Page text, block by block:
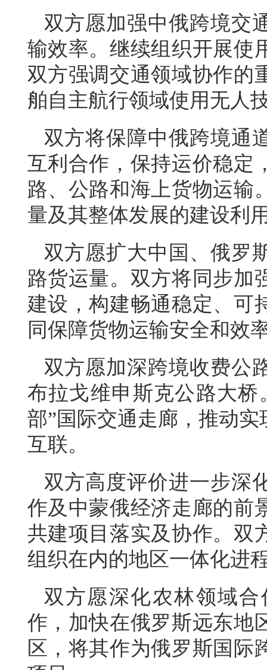
双方愿加强中俄跨境交
输效率。继续组织开展使
双方强调交通领域协作的
舶自主航行领域使用无人
双方将保障中俄跨境通
互利合作，保持运价稳定
路、公路和海上货物运输
量及其整体发展的建设利
双方愿扩大中国、俄罗
路货运量。双方将同步加
建设，构建畅通稳定、可
同保障货物运输安全和效
双方愿加深跨境收费公
布拉戈维申斯克公路大
部”国际交通走廊，推动
互联。
双方高度评价进一步深
作及中蒙俄经济走廊的前
共建项目落实及协作。双
组织在内的地区一体化进
双方愿深化农林领域
作，加快在俄罗斯远东地
区，将其作为俄罗斯国际